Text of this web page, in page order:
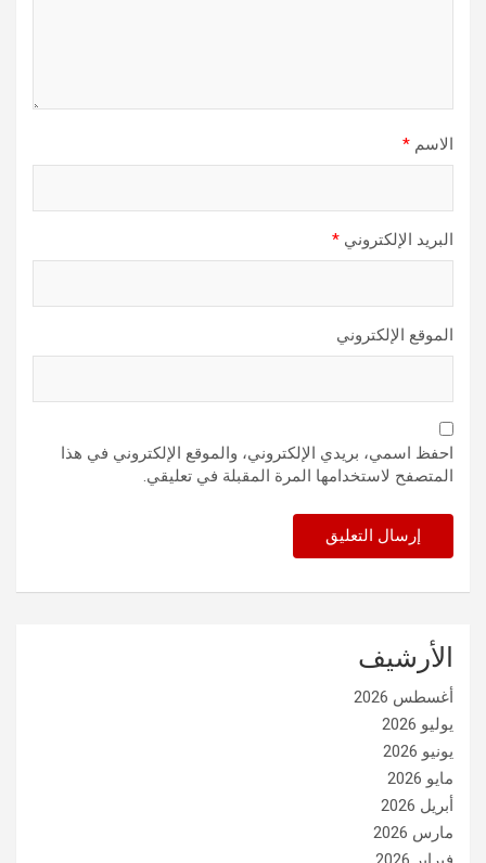
الاسم *
البريد الإلكتروني *
الموقع الإلكتروني
احفظ اسمي، بريدي الإلكتروني، والموقع الإلكتروني في هذا
المتصفح لاستخدامها المرة المقبلة في تعليقي.
الأرشيف
أغسطس 2026
يوليو 2026
يونيو 2026
مايو 2026
أبريل 2026
مارس 2026